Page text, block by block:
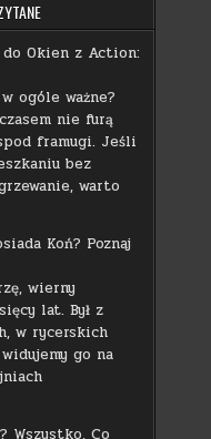
Okien z Action:
ogóle ważne?
nie furą
framugi. Jeśli
bez
warto
Koń? Poznaj
wierny
lat. Był z
w rycerskich
go na
Wszystko, Co